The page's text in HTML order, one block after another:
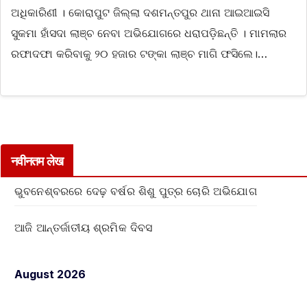
ଅଧିକାରିଣୀ । କୋରାପୁଟ ଜିଲ୍ଲା ଦଶମନ୍ତପୁର ଥାନା ଆଇଆଇସି
ସୁକମା ହାଁସଦା ଲାଞ୍ଚ ନେବା ଅଭିଯୋଗରେ ଧରାପଡ଼ିଛନ୍ତି । ମାମଲାର
ରଫାଦଫା କରିବାକୁ ୨୦ ହଜାର ଟଙ୍କା ଲାଞ୍ଚ ମାଗି ଫସିଲେ।…
नवीनतम लेख
ଭୁବନେଶ୍ବରରେ ଦେଢ଼ ବର୍ଷର ଶିଶୁ ପୁତ୍ର ଚୋରି ଅଭିଯୋଗ
ଆଜି ଆନ୍ତର୍ଜାତୀୟ ଶ୍ରମିକ ଦିବସ
August 2026